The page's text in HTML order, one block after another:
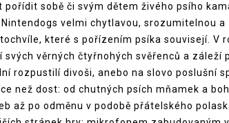
pořídit sobě či svým dětem živého psího
velmi chytlavou, srozumitelnou
které s pořízením psíka souvisejí. V
svých věrných čtyřnohých svěřenců a záleží
rozpustilí divoši, anebo na slovo poslušní
než dost: od chutných psích mňamek a
až po odměnu v podobě přátelského